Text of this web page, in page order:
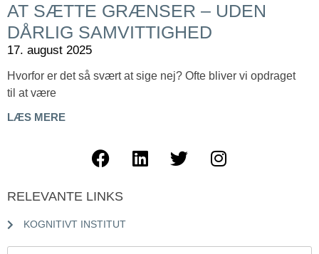
AT SÆTTE GRÆNSER – UDEN
DÅRLIG SAMVITTIGHED
17. august 2025
Hvorfor er det så svært at sige nej? Ofte bliver vi opdraget
til at være
LÆS MERE
RELEVANTE LINKS
KOGNITIVT INSTITUT